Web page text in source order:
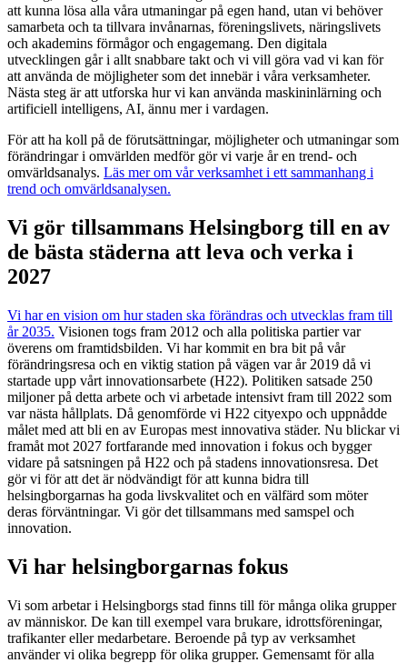
att kunna lösa alla våra utmaningar på egen hand, utan vi behöver
samarbeta och ta tillvara invånarnas, föreningslivets, näringslivets
och akademins förmågor och engagemang. Den digitala
utvecklingen går i allt snabbare takt och vi vill göra vad vi kan för
att använda de möjligheter som det innebär i våra verksamheter.
Nästa steg är att utforska hur vi kan använda maskininlärning och
artificiell intelligens, AI, ännu mer i vardagen.
För att ha koll på de förutsättningar, möjligheter och utmaningar som
förändringar i omvärlden medför gör vi varje år en trend- och
omvärldsanalys. Läs mer om vår verksamhet i ett sammanhang i
trend och omvärldsanalysen.
Vi gör tillsammans Helsingborg till en av
de bästa städerna att leva och verka i
2027
Vi har en vision om hur staden ska förändras och utvecklas fram till
år 2035. Visionen togs fram 2012 och alla politiska partier var
överens om framtidsbilden. Vi har kommit en bra bit på vår
förändringsresa och en viktig station på vägen var år 2019 då vi
startade upp vårt innovationsarbete (H22). Politiken satsade 250
miljoner på detta arbete och vi arbetade intensivt fram till 2022 som
var nästa hållplats. Då genomförde vi H22 cityexpo och uppnådde
målet med att bli en av Europas mest innovativa städer. Nu blickar vi
framåt mot 2027 fortfarande med innovation i fokus och bygger
vidare på satsningen på H22 och på stadens innovationsresa. Det
gör vi för att det är nödvändigt för att kunna bidra till
helsingborgarnas ha goda livskvalitet och en välfärd som möter
deras förväntningar. Vi gör det tillsammans med samspel och
innovation.
Vi har helsingborgarnas fokus
Vi som arbetar i Helsingborgs stad finns till för många olika grupper
av människor. De kan till exempel vara brukare, idrottsföreningar,
trafikanter eller medarbetare. Beroende på typ av verksamhet
använder vi olika begrepp för olika grupper. Gemensamt för alla